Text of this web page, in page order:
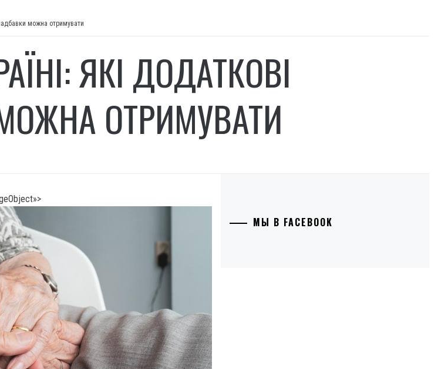
можна отримувати
ЯКІ ДОДАТКОВІ
ОТРИМУВАТИ
МЫ В FACEBOOK